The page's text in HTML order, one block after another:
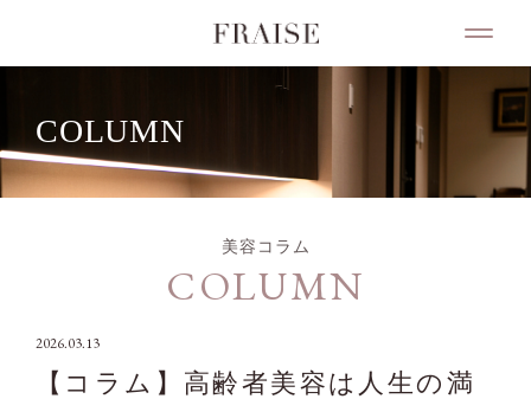
COLUMN
美容コラム
COLUMN
2026.03.13
【コラム】高齢者美容は人生の満